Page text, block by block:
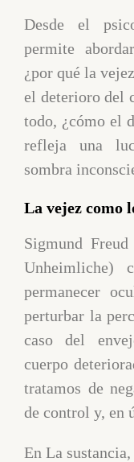
Desde el
permite
¿por qué la
el deterioro del
todo, ¿cómo el
refleja una
sombra
La vejez como
Sigmund
Unheimliche)
permanecer
perturbar la
caso del
cuerpo
tratamos de
de control y, en
En La